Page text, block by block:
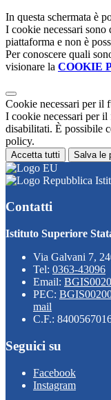
In questa schermata è
I cookie necessari
piattaforma e non è
Per conoscere quali
visionare la COOKIE
Cookie necessari per il
I cookie necessari per il
disabilitati. È possibile
policy.
Accetta tutti Salva le
Contatti
Istituto Superiore
Via Galvani 7,
Tel: 0363-43096
Email:
PEC:
mail
C.F.:
Seguici su
Facebook
Instagram